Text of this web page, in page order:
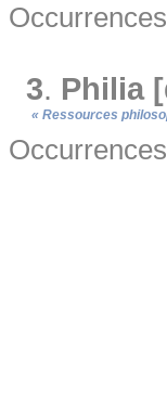
3. Philia
« Ressources